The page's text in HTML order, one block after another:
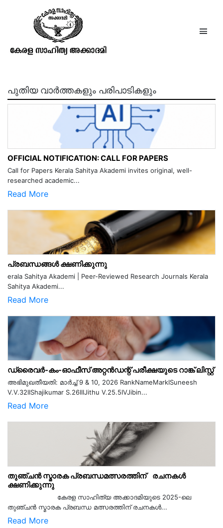
ജി. ശങ്കരപ്പിള്ള
പുതിയ വാർത്തകളും പരിപാടികളും
OFFICIAL NOTIFICATION: CALL FOR PAPERS
Call for Papers Kerala Sahitya Akademi invites original, well-
researched academic...
Read More
പ്രബന്ധങ്ങൾ ക്ഷണിക്കുന്നു
erala Sahitya Akademi | Peer-Reviewed Research Journals Kerala
Sahitya Akademi...
Read More
ഡ്രൈവർ-കം-ഓഫീസ് അറ്റൻഡന്റ് പരീക്ഷയുടെ റാങ്ക് ലിസ്റ്റ്
അഭിമുഖതീയതി: മാർച്ച് 9 & 10, 2026 RankNameMarkISuneesh
V.V.32IIShajikumar S.26IIIJithu V.25.5IVJibin...
Read More
തുഞ്ചൻ സ്മാരക പ്രബന്ധമത്സരത്തിന് രചനകൾ
ക്ഷണിക്കുന്നു
കേരള സാഹിത്യ അക്കാദമിയുടെ 2025-ലെ
തുഞ്ചൻ സ്മാരക പ്രബന്ധ മത്സരത്തിന് രചനകൾ...
Read More